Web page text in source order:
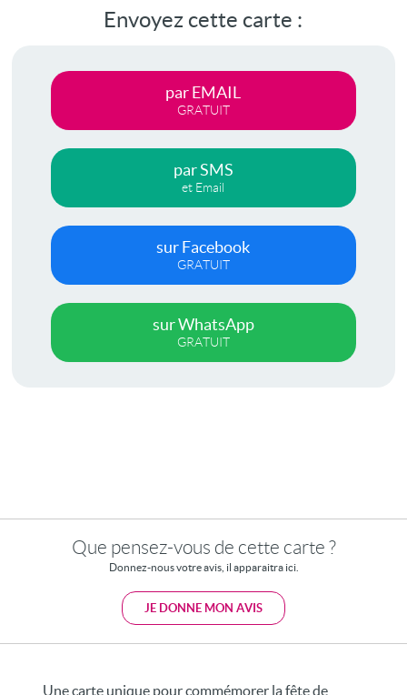
Envoyez cette carte :
par EMAIL
GRATUIT
par SMS
et Email
sur Facebook
GRATUIT
sur WhatsApp
GRATUIT
Que pensez-vous de cette carte ?
Donnez-nous votre avis, il apparaitra ici.
JE DONNE MON AVIS
Une carte unique pour commémorer la fête de